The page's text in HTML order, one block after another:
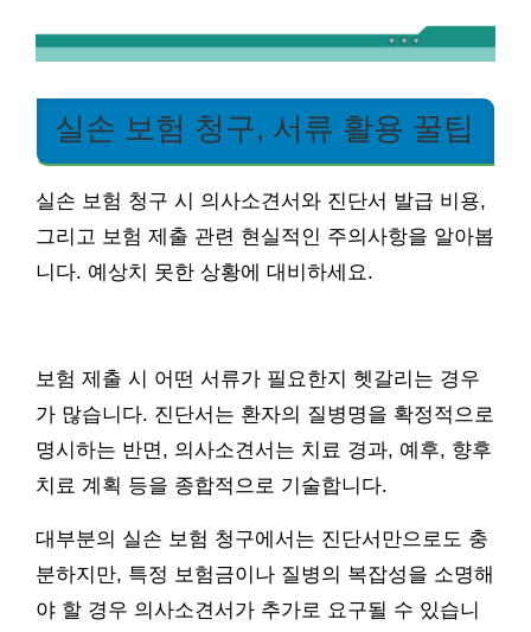
실손 보험 청구, 서류 활용 꿀팁
실손 보험 청구 시 의사소견서와 진단서 발급 비용,
그리고 보험 제출 관련 현실적인 주의사항을 알아봅
니다. 예상치 못한 상황에 대비하세요.
보험 제출 시 어떤 서류가 필요한지 헷갈리는 경우
가 많습니다. 진단서는 환자의 질병명을 확정적으로
명시하는 반면, 의사소견서는 치료 경과, 예후, 향후
치료 계획 등을 종합적으로 기술합니다.
대부분의 실손 보험 청구에서는 진단서만으로도 충
분하지만, 특정 보험금이나 질병의 복잡성을 소명해
야 할 경우 의사소견서가 추가로 요구될 수 있습니